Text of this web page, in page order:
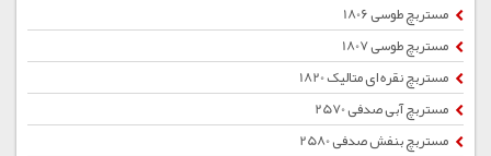
مستربچ طوسی 1806
مستربچ طوسی 1807
مستربچ نقره ای متالیک 1820
مستربچ آبی صدفی 2570
مستربچ بنفش صدفی 2580